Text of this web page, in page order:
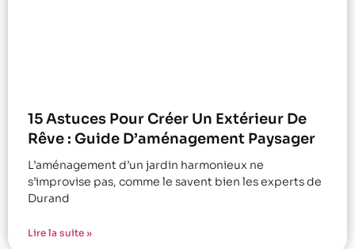
15 Astuces Pour Créer Un Extérieur De
Rêve : Guide D’aménagement Paysager
L’aménagement d’un jardin harmonieux ne
s’improvise pas, comme le savent bien les experts de
Durand
Lire la suite »